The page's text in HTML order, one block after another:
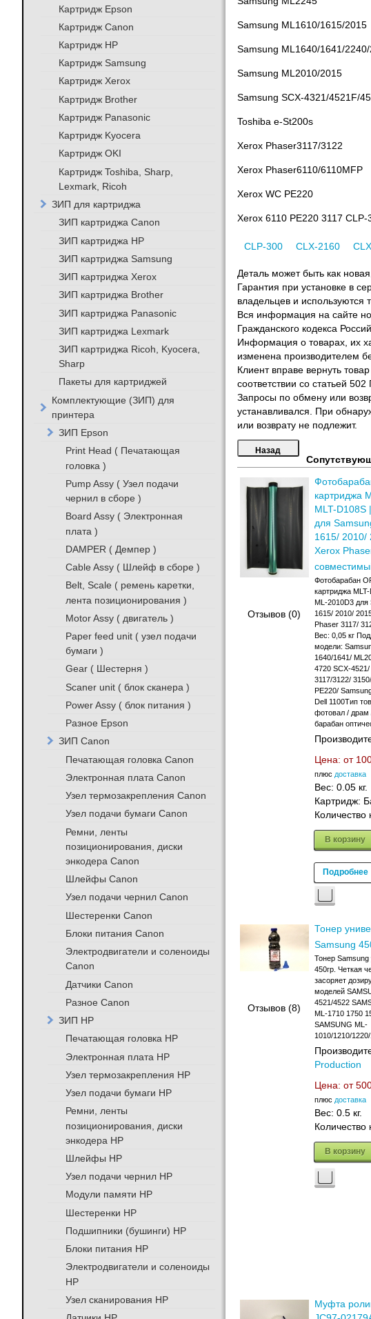
Samsung ML1610/1615/2015
Samsung ML1640/1641/
Samsung ML2010/2015
Samsung SCX-4321/4521F/
Toshiba e-St200s
Xerox Phaser3117/3122
Xerox Phaser6110/6110MFP
Xerox WC РE220
Xerox 6110 PE220 3117
CLP-300 CLX-2160
Деталь может быть как
Гарантия при установке в
владельцев и используются
Вся информация на сайте
Гражданского кодекса
Информация о товарах, их
изменена производителем
Клиент вправе вернуть
соответствии со статьей
Запросы по обмену или
устанавливался. При
или возврату не подлежит.
Отзывов (0)
картриджа
MLT-D108S
для
1615/ 2010/
Xerox
Фотобарабан
картриджа MLT-
ML-2010D3 для
1615/ 2010/
Phaser 3117/
Вес: 0,05 кг
модели:
1640/1641/
4720 SCX-
3117/3122/
PE220/
Dell 1100Тип
фотовал / драм
барабан
Цена: от
плюс доставка
Вес: 0.05 кг.
Картридж:
Количество
В корзину
Подробнее
Отзывов (8)
Тонер
Samsung
Тонер
450гр. Четкая
засоряет
моделей
4521/4522
ML-1710 1750
SAMSUNG ML-
1010/1210/
Production
Цена: от
плюс доставка
Вес: 0.5 кг.
Количество
В корзину
Муфта
Картридж Epson
Картридж Canon
Картридж HP
Картридж Samsung
Картридж Xerox
Картридж Brother
Картридж Panasonic
Картридж Kyocera
Картридж OKI
Картридж Toshiba, Sharp,
Lexmark, Ricoh
ЗИП для картриджа
ЗИП картриджа Canon
ЗИП картриджа HP
ЗИП картриджа Samsung
ЗИП картриджа Xerox
ЗИП картриджа Brother
ЗИП картриджа Panasonic
ЗИП картриджа Lexmark
ЗИП картриджа Ricoh, Kyocera,
Sharp
Пакеты для картриджей
Комплектующие (ЗИП) для
принтера
ЗИП Epson
Print Head ( Печатающая
головка )
Pump Assy ( Узел подачи
чернил в сборе )
Board Assy ( Электронная
плата )
DAMPER ( Демпер )
Cable Assy ( Шлейф в сборе )
Belt, Scale ( ремень каретки,
лента позиционирования )
Motor Assy ( двигатель )
Paper feed unit ( узел подачи
бумаги )
Gear ( Шестерня )
Scaner unit ( блок сканера )
Power Assy ( блок питания )
Разное Epson
ЗИП Canon
Печатающая головка Canon
Электронная плата Canon
Узел термозакрепления Canon
Узел подачи бумаги Canon
Ремни, ленты
позиционирования, диски
энкодера Canon
Шлейфы Canon
Узел подачи чернил Canon
Шестеренки Canon
Блоки питания Canon
Электродвигатели и соленоиды
Canon
Датчики Canon
Разное Canon
ЗИП HP
Печатающая головка HP
Электронная плата HP
Узел термозакрепления HP
Узел подачи бумаги HP
Ремни, ленты
позиционирования, диски
энкодера HP
Шлейфы HP
Узел подачи чернил HP
Модули памяти HP
Шестеренки HP
Подшипники (бушинги) HP
Блоки питания HP
Электродвигатели и соленоиды
HP
Узел сканирования HP